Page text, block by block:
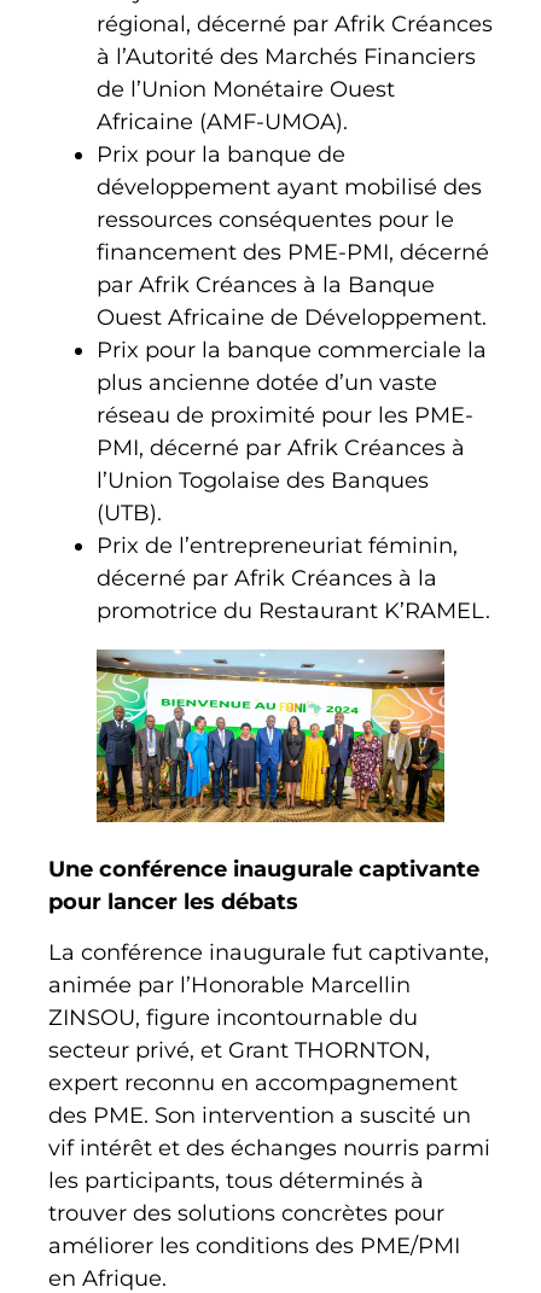
régional, décerné par Afrik Créances
à l’Autorité des Marchés Financiers
de l’Union Monétaire Ouest
Africaine (AMF-UMOA).
Prix pour la banque de
développement ayant mobilisé des
ressources conséquentes pour le
financement des PME-PMI, décerné
par Afrik Créances à la Banque
Ouest Africaine de Développement.
Prix pour la banque commerciale la
plus ancienne dotée d’un vaste
réseau de proximité pour les PME-
PMI, décerné par Afrik Créances à
l’Union Togolaise des Banques
(UTB).
Prix de l’entrepreneuriat féminin,
décerné par Afrik Créances à la
promotrice du Restaurant K’RAMEL.
Une conférence inaugurale captivante
pour lancer les débats
La conférence inaugurale fut captivante,
animée par l’Honorable Marcellin
ZINSOU, figure incontournable du
secteur privé, et Grant THORNTON,
expert reconnu en accompagnement
des PME. Son intervention a suscité un
vif intérêt et des échanges nourris parmi
les participants, tous déterminés à
trouver des solutions concrètes pour
améliorer les conditions des PME/PMI
en Afrique.